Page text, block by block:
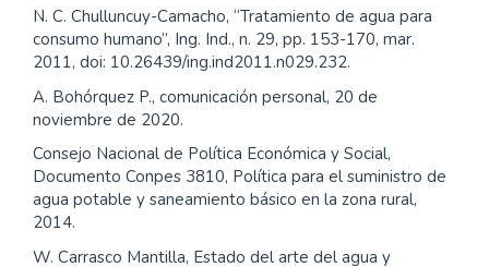
N. C. Chulluncuy-Camacho, “Tratamiento de agua para
consumo humano”, Ing. Ind., n. 29, pp. 153-170, mar.
2011, doi: 10.26439/ing.ind2011.n029.232.
A. Bohórquez P., comunicación personal, 20 de
noviembre de 2020.
Consejo Nacional de Política Económica y Social,
Documento Conpes 3810, Política para el suministro de
agua potable y saneamiento básico en la zona rural,
2014.
W. Carrasco Mantilla, Estado del arte del agua y